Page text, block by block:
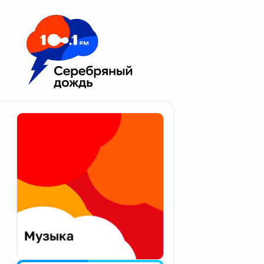
Москва 100.1 FM
Апатиты
Екатеринбург
Калининград
Калуга